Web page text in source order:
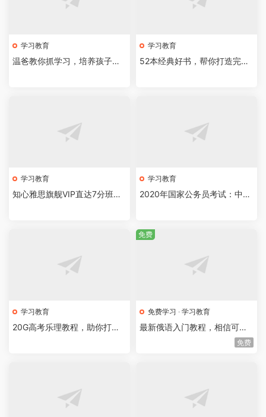
学习教育
温爸教你抓学习，培养孩子的
学习教育
52本经典好书，帮你打造完整
学习教育
知心雅思旗舰VIP直达7分班基
学习教育
2020年国家公务员考试：中公
学习教育
20G高考乐理教程，助你打下
免费学习 · 学习教育
最新俄语入门教程，相信可以
免费
免费